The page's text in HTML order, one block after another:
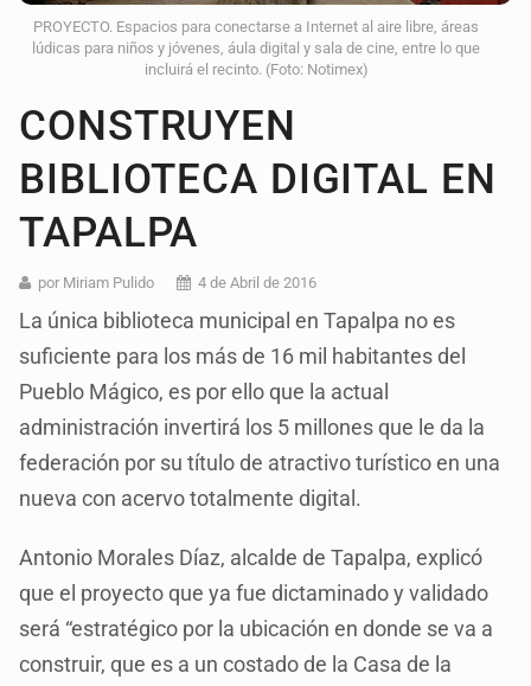
PROYECTO. Espacios para conectarse a Internet al aire libre, áreas
lúdicas para niños y jóvenes, áula digital y sala de cine, entre lo que
incluirá el recinto. (Foto: Notimex)
CONSTRUYEN
BIBLIOTECA DIGITAL EN
TAPALPA
por Miriam Pulido 4 de Abril de 2016
La única biblioteca municipal en Tapalpa no es
suficiente para los más de 16 mil habitantes del
Pueblo Mágico, es por ello que la actual
administración invertirá los 5 millones que le da la
federación por su título de atractivo turístico en una
nueva con acervo totalmente digital.
Antonio Morales Díaz, alcalde de Tapalpa, explicó
que el proyecto que ya fue dictaminado y validado
será “estratégico por la ubicación en donde se va a
construir, que es a un costado de la Casa de la